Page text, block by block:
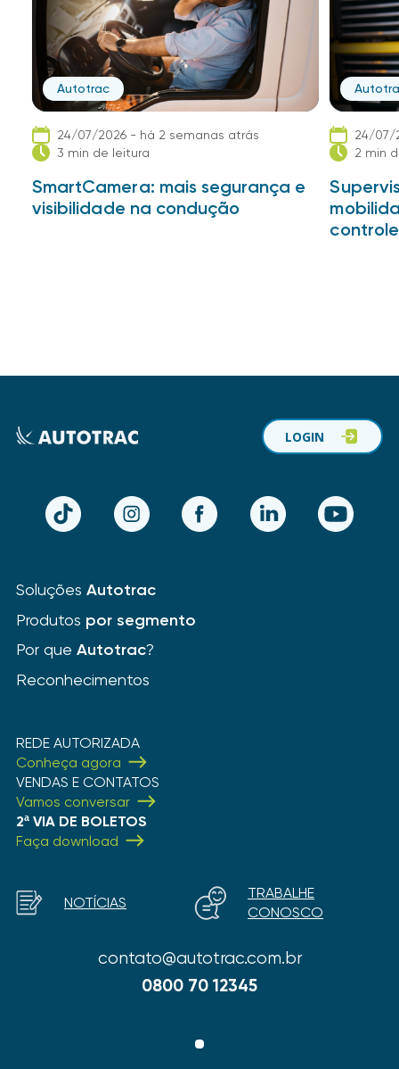
Autotrac
24/07/2026 - há 2 semanas atrás
3 min de leitura
SmartCamera: mais segurança e
visibilidade na condução
24/07/
2 min
TikTok Instagram Facebook LinkedIn YouTube
LOGIN
Soluções Autotrac
Produtos por segmento
Por que Autotrac?
Reconhecimentos
REDE AUTORIZADA
Conheça agora
VENDAS E CONTATOS
Vamos conversar
2ª VIA DE BOLETOS
Faça download
contato@autotrac.com.br
0800 70 12345
NOTÍCIAS
TRABALHE
CONOSCO